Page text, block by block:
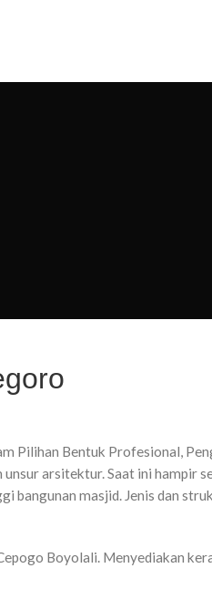
Pilihan Bentuk Profesional,
arsitektur. Saat ini hampir
bangunan masjid. Jenis dan
Boyolali. Menyediakan